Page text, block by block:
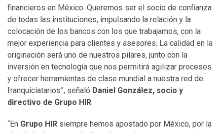
financieros en México. Queremos ser el socio de confianza
de todas las instituciones, impulsando la relación y la
colocación de los bancos con los que trabajamos, con la
mejor experiencia para clientes y asesores. La calidad en la
originación será uno de nuestros pilares, junto con la
inversión en tecnología que nos permitirá agilizar procesos
y ofrecer herramientas de clase mundial a nuestra red de
franquiciatarios”, señaló Daniel González, socio y
directivo de Grupo HIR.
“En Grupo HIR siempre hemos apostado por México, por la